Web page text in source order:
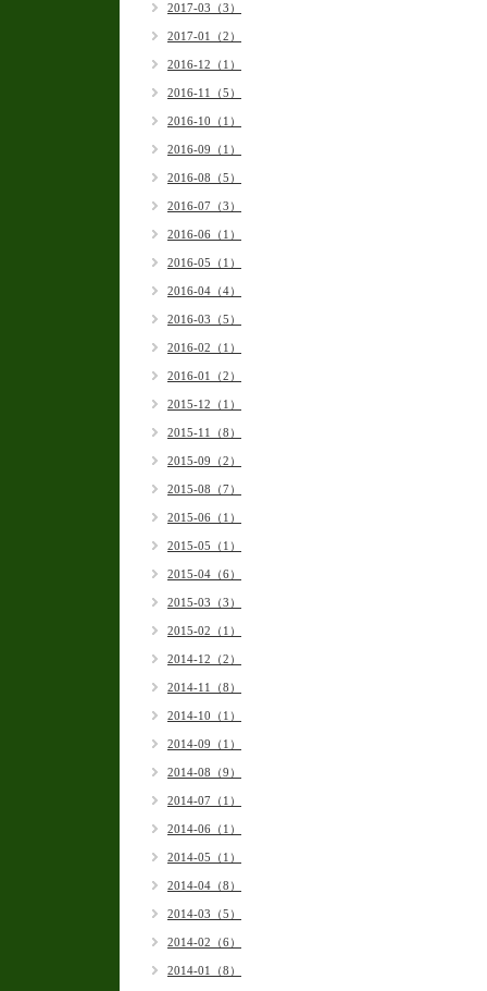
2017-03（3）
2017-01（2）
2016-12（1）
2016-11（5）
2016-10（1）
2016-09（1）
2016-08（5）
2016-07（3）
2016-06（1）
2016-05（1）
2016-04（4）
2016-03（5）
2016-02（1）
2016-01（2）
2015-12（1）
2015-11（8）
2015-09（2）
2015-08（7）
2015-06（1）
2015-05（1）
2015-04（6）
2015-03（3）
2015-02（1）
2014-12（2）
2014-11（8）
2014-10（1）
2014-09（1）
2014-08（9）
2014-07（1）
2014-06（1）
2014-05（1）
2014-04（8）
2014-03（5）
2014-02（6）
2014-01（8）